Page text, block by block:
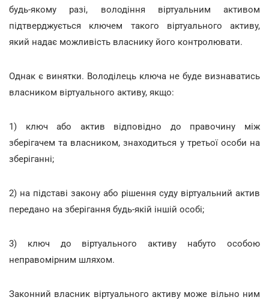
будь-якому разі, володіння віртуальним активом
підтверджується ключем такого віртуального активу,
який надає можливість власнику його контролювати.
Однак є винятки. Володілець ключа не буде визнаватись
власником віртуального активу, якщо:
1) ключ або актив відповідно до правочину між
зберігачем та власником, знаходиться у третьої особи на
зберіганні;
2) на підставі закону або рішення суду віртуальний актив
передано на зберігання будь-якій іншій особі;
3) ключ до віртуального активу набуто особою
неправомірним шляхом.
Законний власник віртуального активу може вільно ним